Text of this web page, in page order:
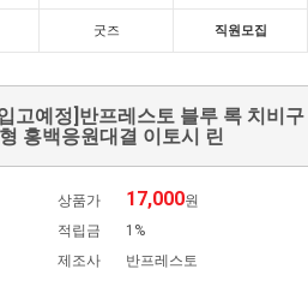
굿즈 직원모집
고예정]반프레스토 블루 록 치비구
홍백응원대결 이토시 린
상품가 17,000원
적립금
1%
제조사
반프레스토